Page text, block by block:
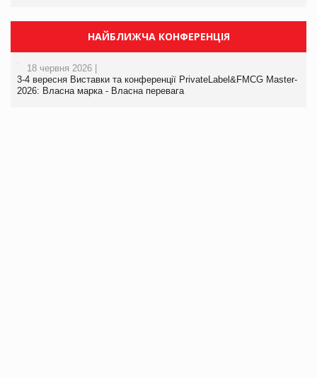
НАЙБЛИЖЧА КОНФЕРЕНЦІЯ
18 червня 2026 |
3-4 вересня Виставки та конференції PrivateLabel&FMCG Master-
2026: Власна марка - Власна перевага